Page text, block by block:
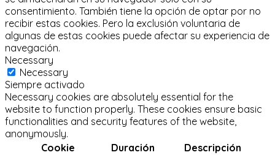
consentimiento. También tiene la opción de optar por no
recibir estas cookies. Pero la exclusión voluntaria de
algunas de estas cookies puede afectar su experiencia de
navegación.
Necessary
Necessary
Siempre activado
Necessary cookies are absolutely essential for the
website to function properly. These cookies ensure basic
functionalities and security features of the website,
anonymously.
Cookie
Duración Descripción